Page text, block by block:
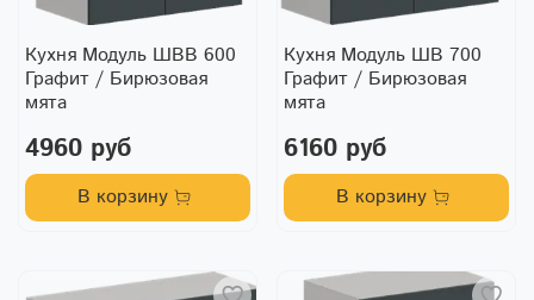
Кухня Модуль ШВВ 600
Графит / Бирюзовая
мята
4960 руб
В корзину
Кухня Модуль ШВ 700
Графит / Бирюзовая
мята
6160 руб
В корзину